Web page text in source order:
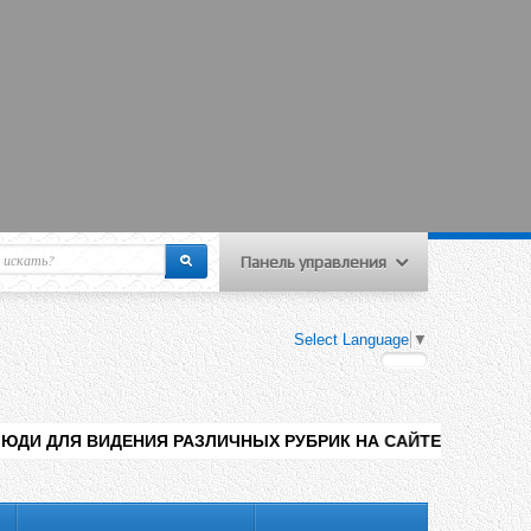
пользователя
на сайт
Панель управления
Select Language ▼
РАЗЛИЧНЫХ РУБРИК НА САЙТЕ , ДОБАВЛЕНИЯ